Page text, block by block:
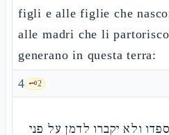
figli e alle figlie che
alle madri che li
generano in questa terra:
4 🗝️2
ולא יקברו לדמן על פני